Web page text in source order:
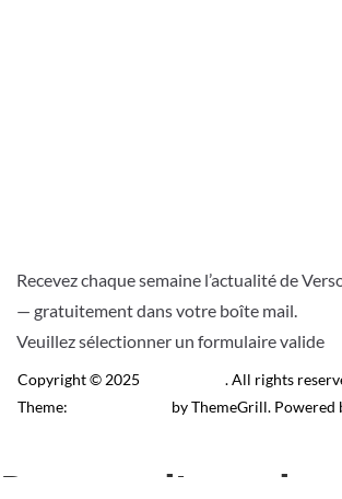
Recevez chaque semaine l’actualité de
— gratuitement dans votre boîte mail.
Veuillez sélectionner un formulaire valide
Copyright © 2025
. All rights
Theme:
by ThemeGrill. Powered
Recevez l’actu